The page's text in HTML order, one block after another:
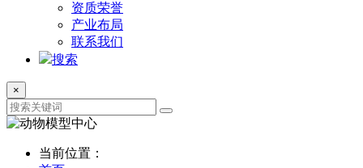
资质荣誉
产业布局
联系我们
搜索
×
当前位置：